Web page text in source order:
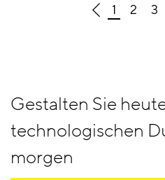
1 2 3
Gestalten Sie
technologischen
morgen